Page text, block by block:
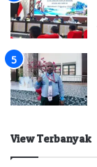
View Terbanyak